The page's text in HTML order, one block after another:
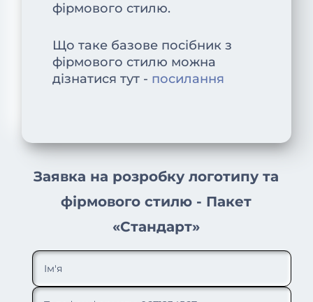
фірмового стилю.
Що таке базове посібник з
фірмового стилю можна
дізнатися тут - посилання
Заявка на розробку логотипу та
фірмового стилю - Пакет
«Стандарт»